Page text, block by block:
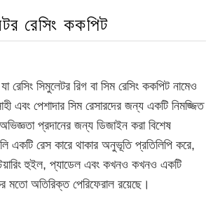
রেসিং ককপিট
রেসিং সিমুলেটর রিগ বা সিম রেসিং ককপিট নামেও
এবং পেশাদার সিম রেসারদের জন্য একটি নিমজ্জিত
প্রদানের জন্য ডিজাইন করা বিশেষ
রেস কারে থাকার অনুভূতি প্রতিলিপি করে,
হুইল, প্যাডেল এবং কখনও কখনও একটি
মতো অতিরিক্ত পেরিফেরাল রয়েছে।